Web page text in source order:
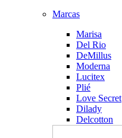
Marcas
Marisa
Del Rio
DeMillus
Moderna
Lucitex
Plié
Love Secret
Dilady
Delcotton